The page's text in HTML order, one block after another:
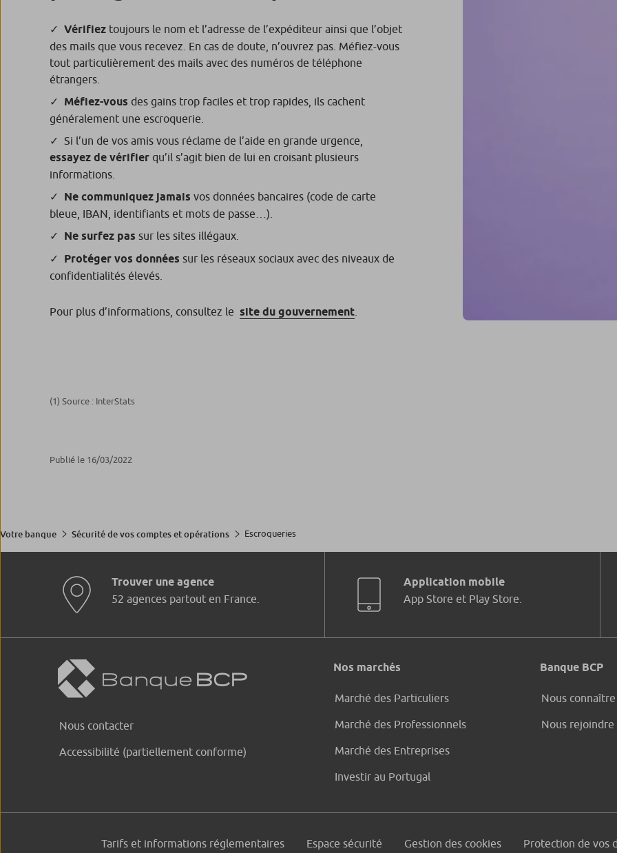
Vérifiez toujours le nom et l’adresse de l’expéditeur ainsi que l’objet
des mails que vous recevez. En cas de doute, n’ouvrez pas. Méfiez-vous
tout particulièrement des mails avec des numéros de téléphone
étrangers.
Méfiez-vous des gains trop faciles et trop rapides, ils cachent
généralement une escroquerie.
Si l’un de vos amis vous réclame de l’aide en grande urgence,
essayez de vérifier qu’il s’agit bien de lui en croisant plusieurs
informations.
Ne communiquez jamais vos données bancaires (code de carte
bleue, IBAN, identifiants et mots de passe…).
Ne surfez pas sur les sites illégaux.
Protéger vos données sur les réseaux sociaux avec des niveaux de
confidentialités élevés.
Pour plus d’informations, consultez le site du gouvernement
(1) Source : InterStats
Publié le 16/03/2022
Votre banque Sécurité de vos comptes et opérations Escroqueries
Trouver une agence
52 agences partout en France.
Application mobile
App Store et Play Store.
Nous contacter
Accessibilité (partiellement conforme)
Nos marchés
Marché des Particuliers
Marché des Professionnels
Marché des Entreprises
Investir au Portugal
Banque BCP
Nous connaître
Nous rejoindre
Tarifs et informations réglementaires Espace sécurité Gestion des cookies Protection de vos